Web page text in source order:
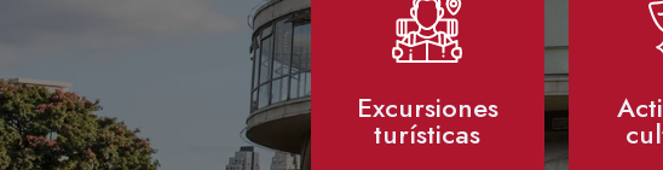
Excursiones
turísticas